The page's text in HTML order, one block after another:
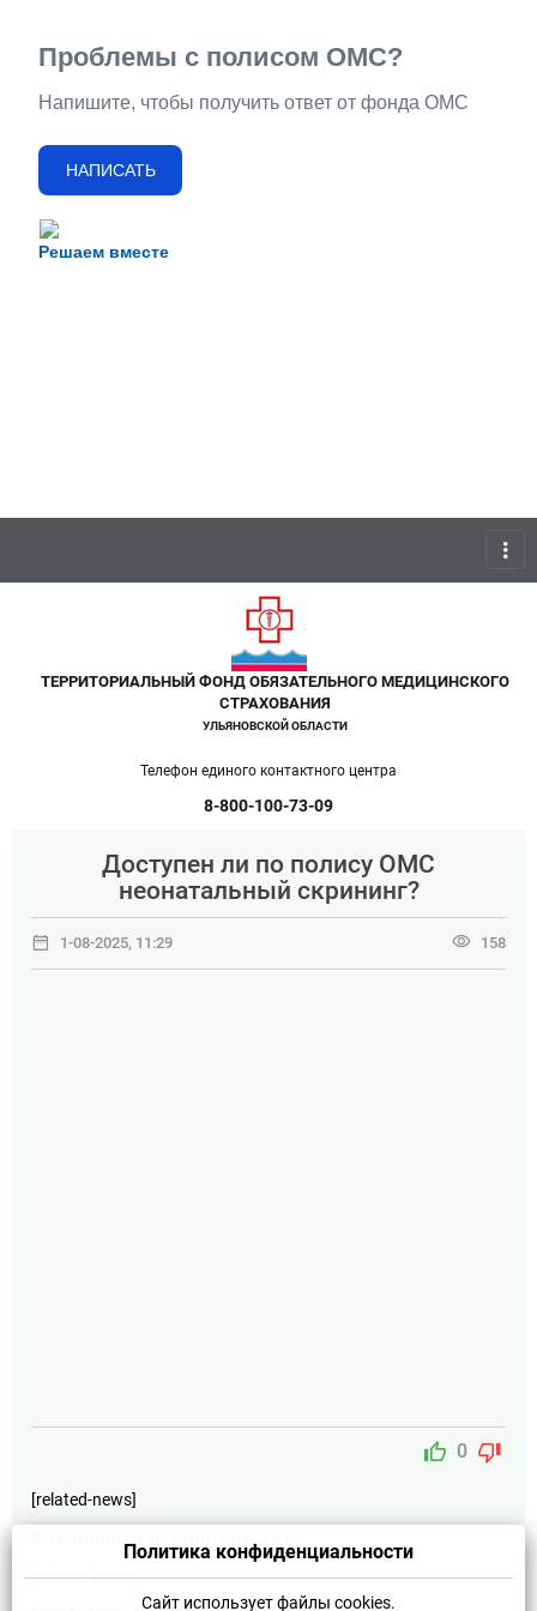
Решаем вместе
Проблемы с полисом ОМС?
Напишите, чтобы получить ответ от фонда ОМС
НАПИСАТЬ
more_vert
ТЕРРИТОРИАЛЬНЫЙ ФОНД ОБЯЗАТЕЛЬНОГО МЕДИЦИНСКОГО
СТРАХОВАНИЯ
УЛЬЯНОВСКОЙ ОБЛАСТИ
Телефон единого контактного центра
8-800-100-73-09
Доступен ли по полису ОМС
неонатальный скрининг?
date_range 1-08-2025, 11:29 visibility 158
thumb_up 0 thumb_down
[related-news]
{related-news}
Политика конфиденциальности
Сайт использует файлы cookies.